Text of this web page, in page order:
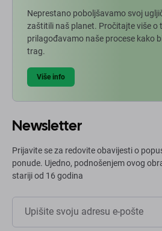
Neprestano poboljšavamo svoj
zaštitili naš planet. Pročitajte više o
prilagođavamo naše procese kako
trag.
Više info
Newsletter
Prijavite se za redovite obavijesti o
ponude. Ujedno, podnošenjem ovog
stariji od 16 godina